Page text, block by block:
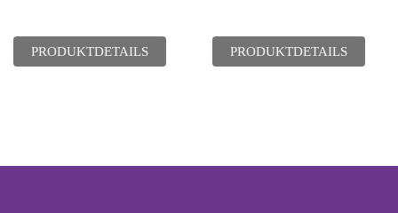
PRODUKTDETAILS PRODUKTDETAILS